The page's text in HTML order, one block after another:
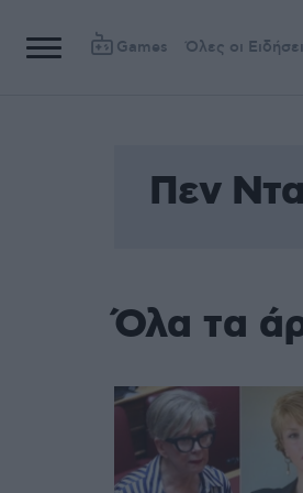
Games Όλες οι
Πεν
Όλα τα